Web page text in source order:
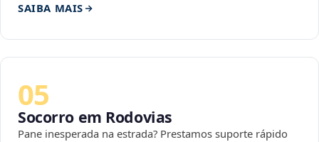
SAIBA MAIS
05
Socorro em Rodovias
Pane inesperada na estrada? Prestamos suporte rápido